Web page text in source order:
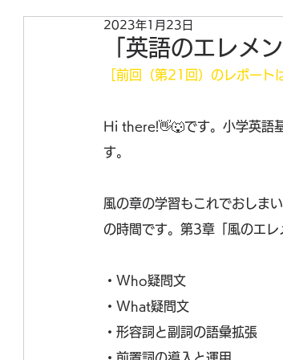
「英語のエレメ
2023年1月23日
［前回（第21回）のレポート
Hi there!👋🐺です。小学英語
す。
風の章の学習もこれでおしま
の時間です。第3章「風のエレ
・Who疑問文
・What疑問文
・形容詞と副詞の語彙拡張